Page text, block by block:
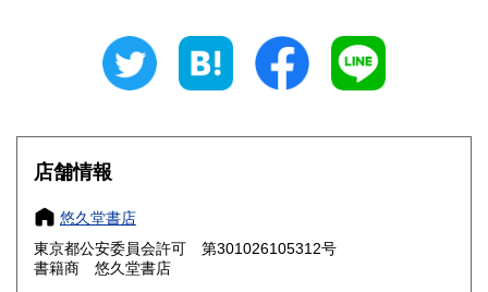
600円 三重県
大阪府
奈良県
鳥取県 600円 島根県
店舗情報
悠久堂書店
東京都公安委員会許可 第301026105312号
書籍商 悠久堂書店